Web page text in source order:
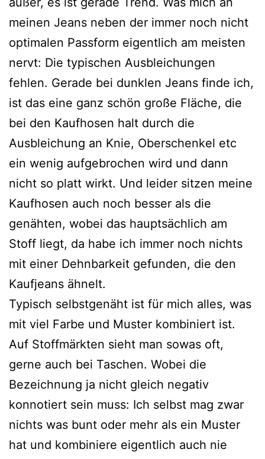
meinen Jeans neben der immer noch nicht
optimalen Passform eigentlich am meisten
nervt: Die typischen Ausbleichungen
fehlen. Gerade bei dunklen Jeans finde ich,
ist das eine ganz schön große Fläche, die
bei den Kaufhosen halt durch die
Ausbleichung an Knie, Oberschenkel etc
ein wenig aufgebrochen wird und dann
nicht so platt wirkt. Und leider sitzen meine
Kaufhosen auch noch besser als die
genähten, wobei das hauptsächlich am
Stoff liegt, da habe ich immer noch nichts
mit einer Dehnbarkeit gefunden, die den
Kaufjeans ähnelt.
Typisch selbstgenäht ist für mich alles, was
mit viel Farbe und Muster kombiniert ist.
Auf Stoffmärkten sieht man sowas oft,
gerne auch bei Taschen. Wobei die
Bezeichnung ja nicht gleich negativ
konnotiert sein muss: Ich selbst mag zwar
nichts was bunt oder mehr als ein Muster
hat und kombiniere eigentlich auch nie